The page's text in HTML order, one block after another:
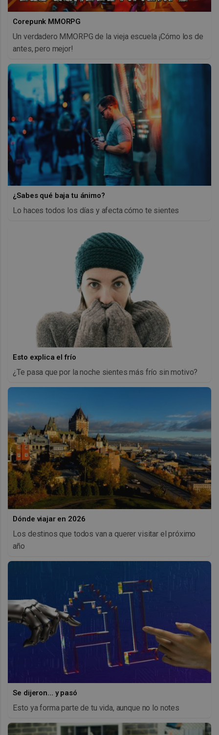
Corepunk MMORPG
Un verdadero MMORPG de la vieja escuela ¡Cómo los de
antes, pero mejor!
¿Sabes qué baja tu ánimo?
Lo haces todos los días y afecta cómo te sientes
Esto explica el frío
¿Te pasa que por la noche sientes más frío sin motivo?
Dónde viajar en 2026
Los destinos que todos van a querer visitar el próximo
año
Se dijeron… y pasó
Esto ya forma parte de tu vida, aunque no lo notes